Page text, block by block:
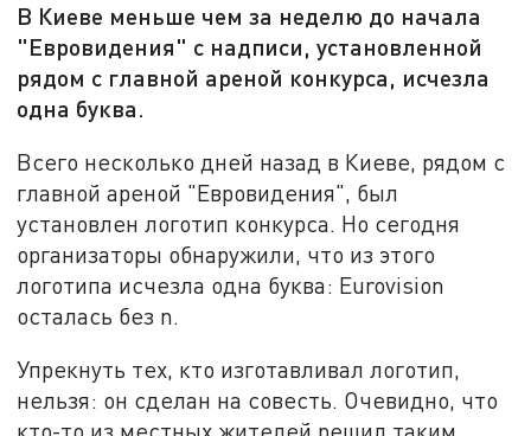
В Киеве меньше чем за неделю до начала
"Евровидения" с надписи, установленной
рядом с главной ареной конкурса, исчезла
одна буква.
Всего несколько дней назад в Киеве, рядом с
главной ареной "Евровидения", был
установлен логотип конкурса. Но сегодня
организаторы обнаружили, что из этого
логотипа исчезла одна буква: Eurovision
осталась без n.
Упрекнуть тех, кто изготавливал логотип,
нельзя: он сделан на совесть. Очевидно, что